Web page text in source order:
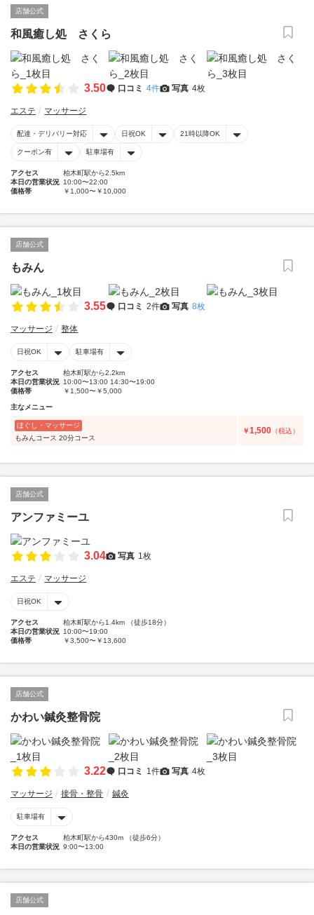
店舗公式
和風癒し処 さくら
3.50 口コミ 4件 写真 4枚
エステ マッサージ
配達・デリバリー対応 日祝OK 21時以降OK
クーポン有 駐車場有
アクセス
柏木町駅から2.5km
本日の営業状況 10:00〜22:00
価格帯
￥1,000〜￥10,000
店舗公式
もみん
3.55 口コミ 2件 写真 8枚
マッサージ 整体
日祝OK 駐車場有
アクセス
柏木町駅から2.2km
本日の営業状況 10:00〜13:00 14:30〜19:00
価格帯
￥1,500〜￥5,000
主なメニュー
ほぐし・マッサージ
もみんコース 20分コース
￥1,500 （税込）
店舗公式
アンファミーユ
3.04 写真 1枚
エステ マッサージ
日祝OK
アクセス
柏木町駅から1.4km （徒歩18分）
本日の営業状況 10:00〜19:00
価格帯
￥3,500〜￥13,600
店舗公式
かわい鍼灸整骨院
3.22 口コミ 1件 写真 4枚
マッサージ 接骨・整骨 鍼灸
駐車場有
アクセス
柏木町駅から430m （徒歩6分）
本日の営業状況 9:00〜13:00
店舗公式